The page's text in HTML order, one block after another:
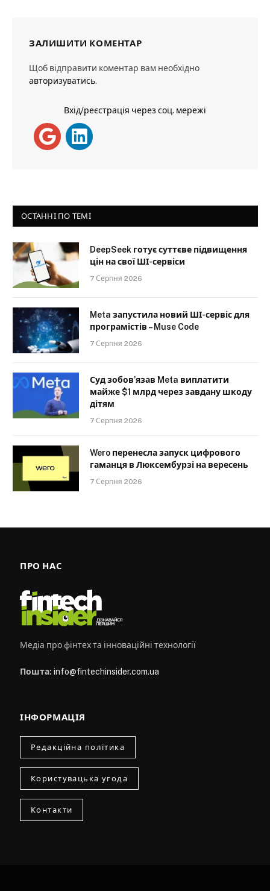
ЗАЛИШИТИ КОМЕНТАР
Щоб відправити коментар вам необхідно
авторизуватись.
Вхід/реєстрація через соц. мережі
ОСТАННІ ПО ТЕМІ
DeepSeek готує суттєве підвищення
цін на свої ШІ-сервіси
7 Серпня 2026
Meta запустила новий ШІ-сервіс для
програмістів – Muse Code
7 Серпня 2026
Суд зобов’язав Meta виплатити
майже $1 млрд через завдану шкоду
дітям
7 Серпня 2026
Wero перенесла запуск цифрового
гаманця в Люксембурзі на вересень
7 Серпня 2026
ПРО НАС
Медіа про фінтех та інноваційні технології
Пошта: info@fintechinsider.com.ua
ІНФОРМАЦІЯ
Редакційна політика
Користувацька угода
Контакти